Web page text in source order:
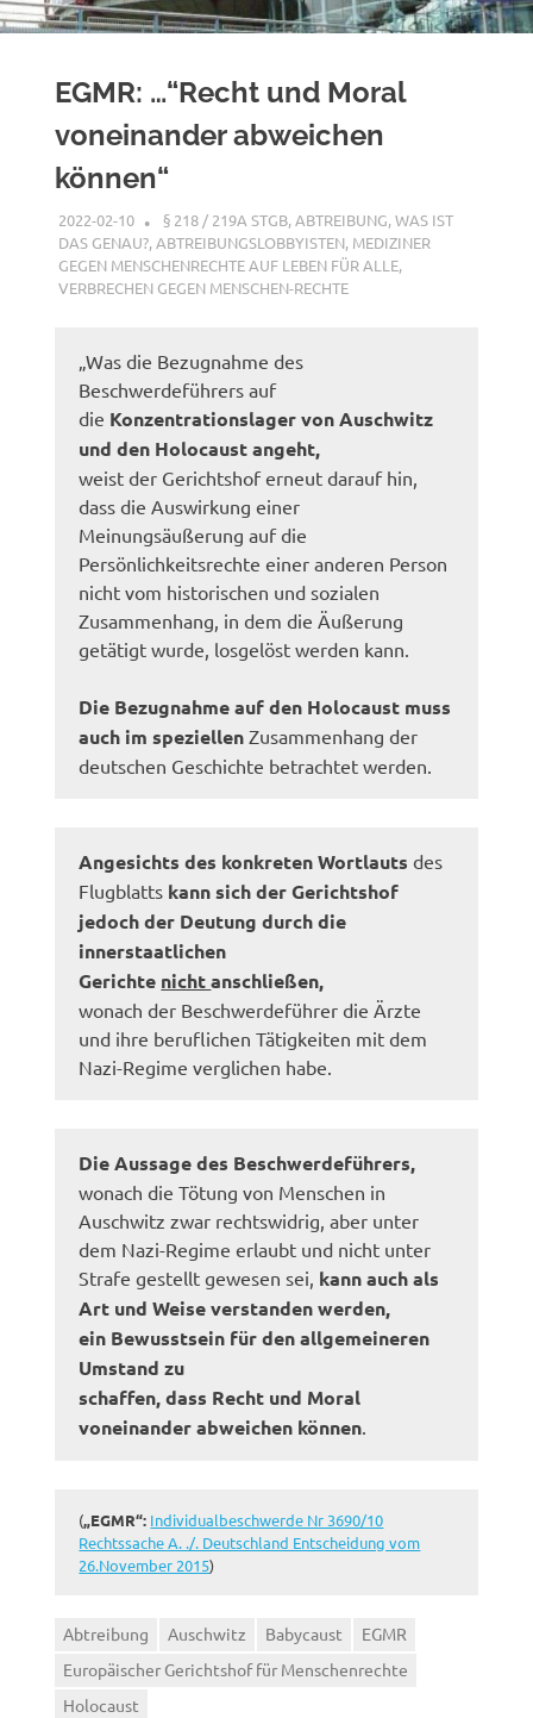
EGMR: …“Recht und Moral
voneinander abweichen
können“
2022-02-10 XX
§ 218 / 219A STGB,ABTREIBUNG, WAS IST
DAS GENAU?,ABTREIBUNGSLOBBYISTEN, MEDIZINER
GEGEN MENSCHENRECHTE AUF LEBEN FÜR ALLE,
VERBRECHEN GEGEN MENSCHEN-RECHTE
„Was die Bezugnahme des
Beschwerdeführers auf
die Konzentrationslager von Auschwitz
und den Holocaust angeht,
weist der Gerichtshof erneut darauf hin,
dass die Auswirkung einer
Meinungsäußerung auf die
Persönlichkeitsrechte einer anderen Person
nicht vom historischen und sozialen
Zusammenhang, in dem die Äußerung
getätigt wurde, losgelöst werden kann.
Die Bezugnahme auf den Holocaust muss
auch im speziellen Zusammenhang der
deutschen Geschichte betrachtet werden.
Angesichts des konkreten Wortlauts des
Flugblatts kann sich der Gerichtshof
jedoch der Deutung durch die
innerstaatlichen
Gerichte nichtanschließen,
wonach der Beschwerdeführer die Ärzte
und ihre beruflichen Tätigkeiten mit dem
Nazi-Regime verglichen habe.
Die Aussage des Beschwerdeführers,
wonach die Tötung von Menschen in
Auschwitz zwar rechtswidrig, aber unter
dem Nazi-Regime erlaubt und nicht unter
Strafe gestellt gewesen sei, kann auch als
Art und Weise verstanden werden,
ein Bewusstsein für den allgemeineren
Umstand zu
schaffen, dass Recht und Moral
voneinander abweichen können
(„EGMR“: Individualbeschwerde Nr 3690/10
Rechtssache A. ./. Deutschland Entscheidung vom
26.November 2015)
Abtreibung Auschwitz Babycaust
EGMR
Europäischer Gerichtshof für Menschenrechte
Holocaust